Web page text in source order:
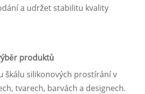
a udržet stabilitu kvality
produktů
škálu silikonových prostírání v
tvarech, barvách a designech.